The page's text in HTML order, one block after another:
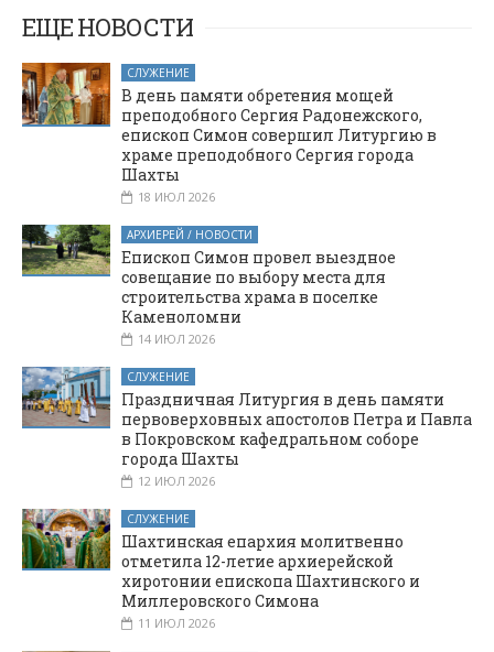
Маныч в честь
800-летия со дня
рождения
святого
благоверного
великого князя
Александра
Невского и 10-
летия
образования
Шахтинской
епархии»
переселенцам с
Юго-Востока
Украины
ЕЩЕ НОВОСТИ
СЛУЖЕНИЕ
В день памяти обретения мощей
преподобного Сергия Радонежского,
епископ Симон совершил Литургию в
храме преподобного Сергия города
Шахты
18 ИЮЛ 2026
АРХИЕРЕЙ / НОВОСТИ
Епископ Симон провел выездное
совещание по выбору места для
строительства храма в поселке
Каменоломни
14 ИЮЛ 2026
СЛУЖЕНИЕ
Праздничная Литургия в день памяти
первоверховных апостолов Петра и Павла
в Покровском кафедральном соборе
города Шахты
12 ИЮЛ 2026
СЛУЖЕНИЕ
Шахтинская епархия молитвенно
отметила 12-летие архиерейской
хиротонии епископа Шахтинского и
Миллеровского Симона
11 ИЮЛ 2026